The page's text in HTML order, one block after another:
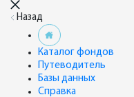
Назад
Каталог фондов
Путеводитель
Базы данных
Справка